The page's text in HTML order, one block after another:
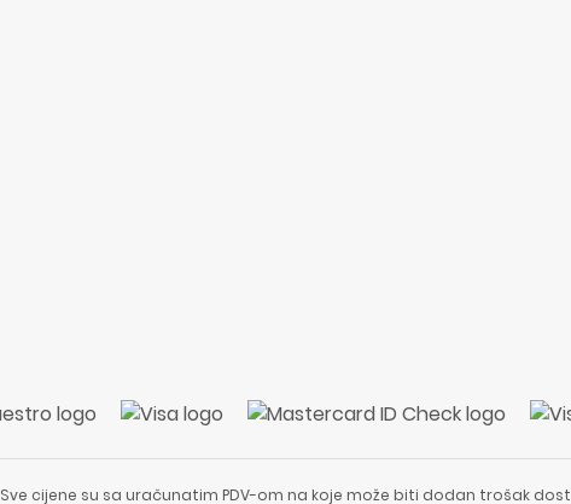
Sve cijene su sa uračunatim PDV-om na koje može biti dodan trošak